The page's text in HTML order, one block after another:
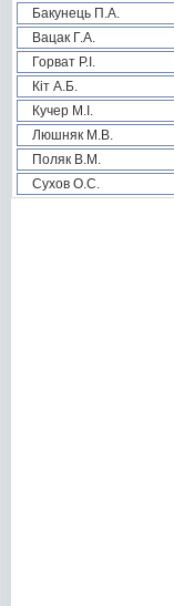
Бакунець П.А.
Вацак Г.А.
Горват Р.І.
Кіт А.Б.
Кучер М.І.
Люшняк М.В.
Поляк В.М.
Сухов О.С.